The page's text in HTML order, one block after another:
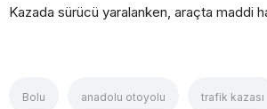
Kazada sürücü yaralanken, araçta maddi
Bolu anadolu otoyolu trafik kazası